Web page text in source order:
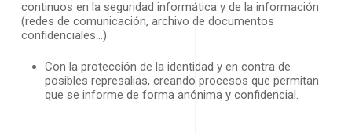
continuos en la seguridad informática y de la información
(redes de comunicación, archivo de documentos
confidenciales…)
Con la protección de la identidad y en contra de
posibles represalias, creando procesos que permitan
que se informe de forma anónima y confidencial.